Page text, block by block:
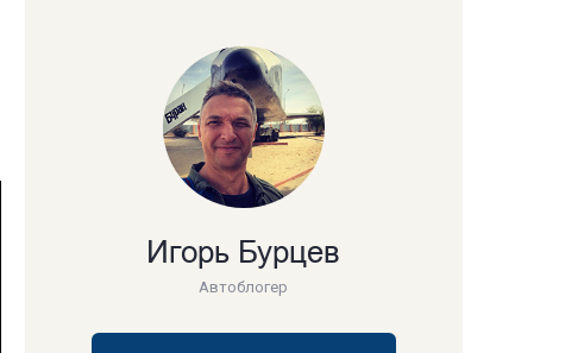
Игорь Бурцев
Автоблогер